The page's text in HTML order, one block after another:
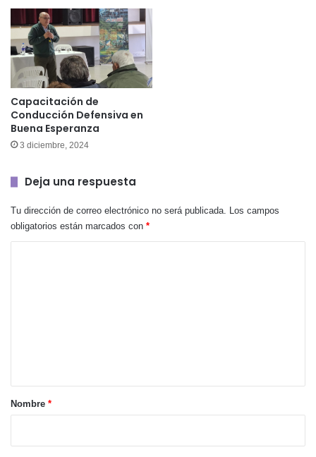
Capacitación de
Conducción Defensiva en
Buena Esperanza
3 diciembre, 2024
Deja una respuesta
Tu dirección de correo electrónico no será publicada. Los campos
obligatorios están marcados con *
rNombre *